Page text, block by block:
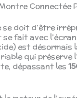
Connectée
se doit d’être
fait avec
est
qui
dépassant les